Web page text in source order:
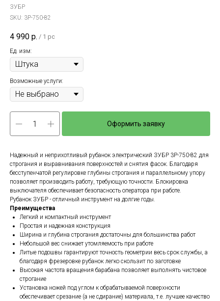
ЗУБР
SKU: 3Р-750-82
4 990 р. / 1 pc
Ед. изм:
Возможные услуги:
Оформить заявку
Надежный и неприхотливый рубанок электрический ЗУБР 3Р-750-82 для
строгания и выравнивания поверхностей и снятия фасок. Благодаря
бесступенчатой регулировке глубины строгания и параллельному упору
позволяет производить работу, требующую точности. Блокировка
выключателя обеспечивает безопасность оператора при работе.
Рубанок ЗУБР - отличный инструмент на долгие годы.
Преимущества
Легкий и компактный инструмент
Простая и надежная конструкция
Ширина и глубина строгания достаточны для большинства работ
Небольшой вес снижает утомляемость при работе
Литые подошвы гарантируют точность геометрии весь срок службы, а
благодаря фрезеровке рубанок легко скользит по заготовке
Высокая частота вращения барабана позволяет выполнять чистовое
строгание
Установка ножей под углом к обрабатываемой поверхности
обеспечивает срезание (а не сдирание) материала, т.е. лучшее качество